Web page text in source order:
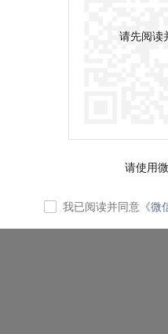
请先阅读
请使用
我已阅读并同意 《